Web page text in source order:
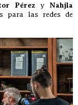
Pérez y Nahjla
para las redes de